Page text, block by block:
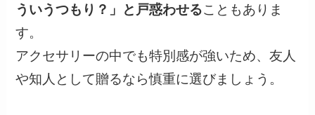
ういうつもり？」と戸惑わせることもありま
す。
アクセサリーの中でも特別感が強いため、友人
や知人として贈るなら慎重に選びましょう。